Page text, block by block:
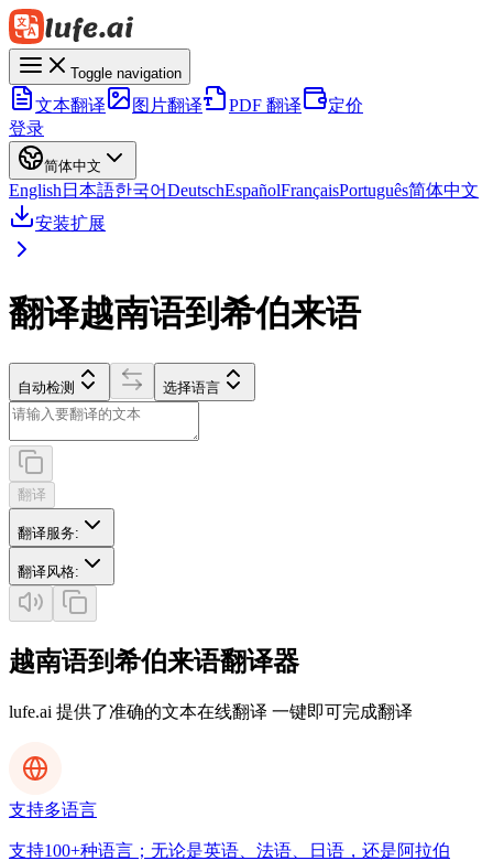
Toggle navigation
文本翻译 图片翻译 PDF 翻译
定价
登录
简体中文
English 日本語한국어DeutschEspañolFrançaisPortuguês简体中文
安装扩展
翻译越南语到希伯来语
自动检测 选择语言
翻译
翻译服务:
翻译风格:
越南语到希伯来语翻译器
lufe.ai 提供了准确的文本在线翻译 一键即可完成翻译
支持多语言
支持100+种语言；无论是英语、法语、日语，还是阿拉伯